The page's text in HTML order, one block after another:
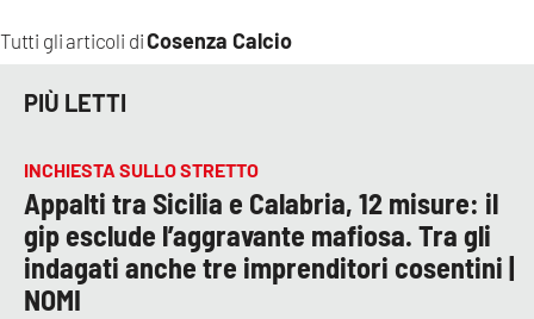
Tutti gli articoli diCosenza Calcio
PIÙ LETTI
INCHIESTA SULLO STRETTO
Appalti tra Sicilia e Calabria, 12 misure: il
gip esclude l’aggravante mafiosa. Tra gli
indagati anche tre imprenditori cosentini |
NOMI